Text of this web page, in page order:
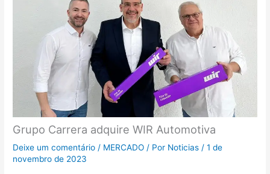
Grupo Carrera adquire WIR Automotiva
Deixe um comentário / MERCADO / Por Noticias /1 de
novembro de 2023